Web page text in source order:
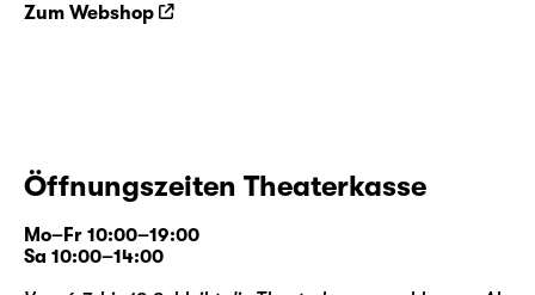
Zum Webshop
Öffnungszeiten Theaterkasse
Mo–Fr 10:00–19:00
Sa 10:00–14:00